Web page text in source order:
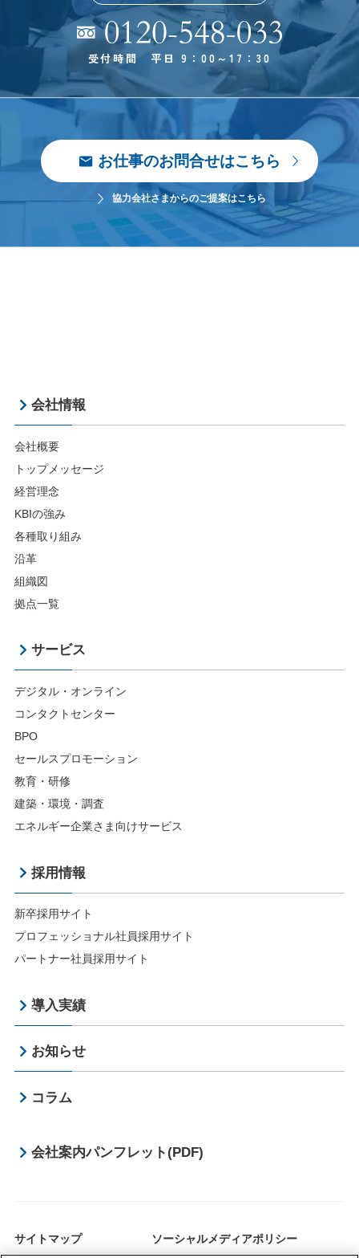
受付時間 平日 9：00～17：30
お仕事のお問合せはこちら
協力会社さまからのご提案はこちら
会社情報
会社概要
トップメッセージ
経営理念
KBIの強み
各種取り組み
沿革
組織図
拠点一覧
サービス
デジタル・オンライン
コンタクトセンター
BPO
セールスプロモーション
教育・研修
建築・環境・調査
エネルギー企業さま向けサービス
採用情報
新卒採用サイト
プロフェッショナル社員採用サイト
パートナー社員採用サイト
導入実績
お知らせ
コラム
会社案内パンフレット(PDF)
サイトマップ ソーシャルメディアポリシー